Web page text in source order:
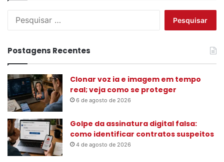
s
a
o
r
Postagens Recentes
Clonar voz ia e imagem em tempo
real; veja como se proteger
6 de agosto de 2026
Golpe da assinatura digital falsa:
como identificar contratos suspeitos
4 de agosto de 2026